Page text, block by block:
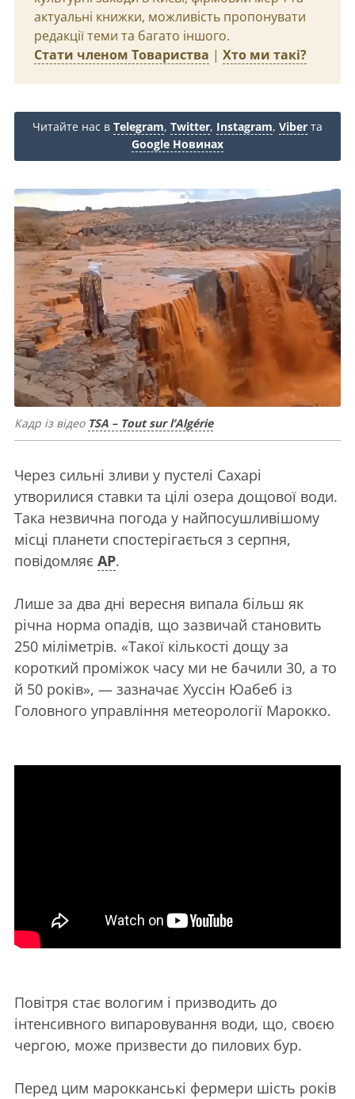
актуальні книжки, можливість пропонувати
редакції теми та багато іншого.
Стати членом Товариства | Хто ми такі?
Читайте нас в Telegram, Twitter, Instagram, Viber та
Google Новинах
Кадр із відео TSA – Tout sur l’Algérie
Через сильні зливи у пустелі Сахарі
утворилися ставки та цілі озера дощової води.
Така незвична погода у найпосушливішому
місці планети спостерігається з серпня,
повідомляє AP.
Лише за два дні вересня випала більш як
річна норма опадів, що зазвичай становить
250 міліметрів. «Такої кількості дощу за
короткий проміжок часу ми не бачили 30, а то
й 50 років», — зазначає Хуссін Юабеб із
Головного управління метеорології Марокко.
Повітря стає вологим і призводить до
інтенсивного випаровування води, що, своєю
чергою, може призвести до пилових бур.
Перед цим марокканські фермери шість років